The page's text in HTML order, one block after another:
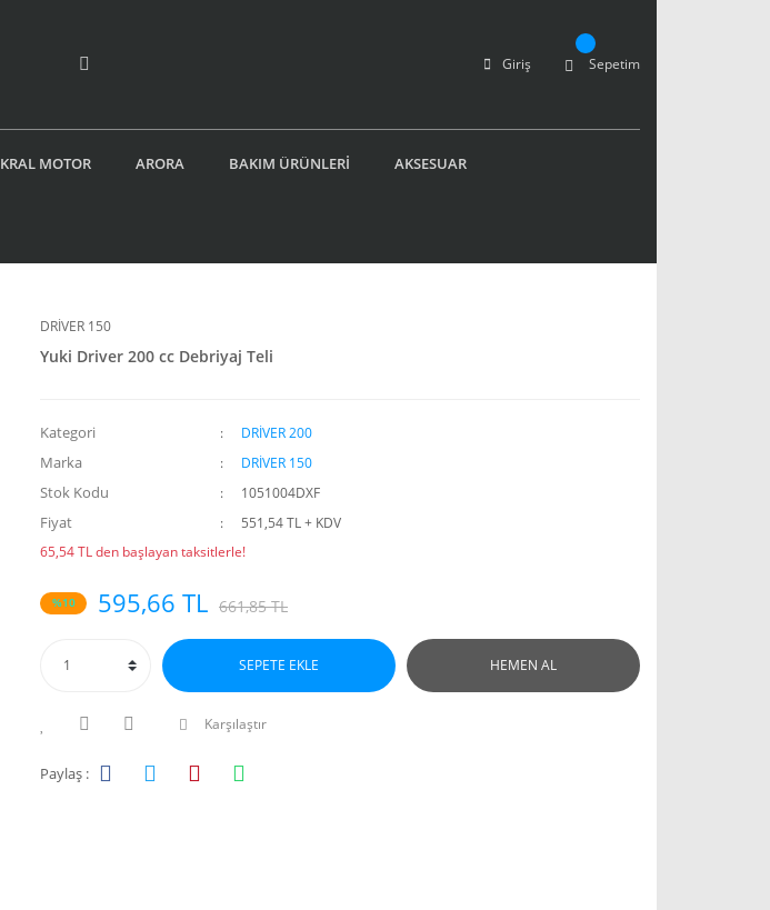
Giriş Sepetim
KRAL MOTOR ARORA BAKIM ÜRÜNLERİ AKSESUAR
DRİVER 150
Yuki Driver 200 cc Debriyaj Teli
Kategori DRİVER 200
Marka DRİVER 150
Stok Kodu 1051004DXF
Fiyat
551,54 TL + KDV
65,54 TL den başlayan taksitlerle!
%10 595,66 TL 661,85 TL
SEPETE EKLE HEMEN AL
Karşılaştır
Paylaş :